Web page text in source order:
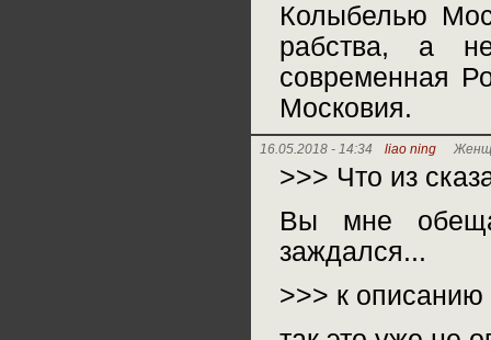
Колыбелью
рабства, а
современная
Московия.
16.05.2018 - 14:34 liao ning
>>> Что из
Вы мне
заждался...
>>> к описанию